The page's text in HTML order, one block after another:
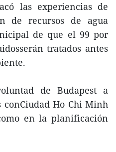
las experiencias de
de recursos de agua
de que el 99 por
tratados antes
de Budapest a
Ho Chi Minh
en la planificación